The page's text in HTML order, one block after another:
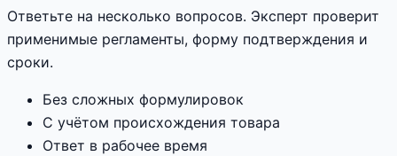
Ответьте на несколько вопросов. Эксперт проверит
применимые регламенты, форму подтверждения и
сроки.
Без сложных формулировок
С учётом происхождения товара
Ответ в рабочее время